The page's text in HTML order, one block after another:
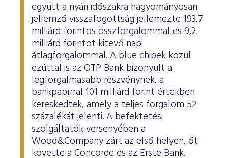
együtt a nyári időszakra hagyományosan
jellemző visszafogottság jellemezte 193,7
milliárd forintos összforgalommal és 9,2
milliárd forintot kitevő napi
átlagforgalommal. A blue chipek közül
ezúttal is az OTP Bank bizonyult a
legforgalmasabb részvénynek, a
bankpapírral 101 milliárd forint értékben
kereskedtek, amely a teljes forgalom 52
százalékát jelenti. A befektetési
szolgáltatók versenyében a
Wood&Company zárt az első helyen, őt
követte a Concorde és az Erste Bank.